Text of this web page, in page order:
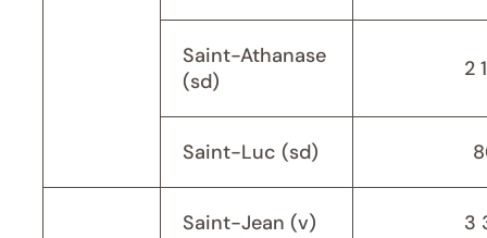
Saint-Athanase
(sd)
2
Saint-Luc (sd)
Saint-Jean (v) 3